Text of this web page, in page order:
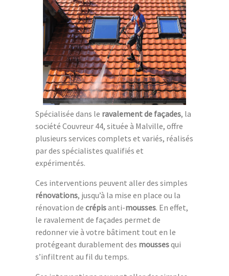
Spécialisée dans le ravalement de façades, la
société Couvreur 44, située à Malville, offre
plusieurs services complets et variés, réalisés
par des spécialistes qualifiés et
expérimentés.
Ces interventions peuvent aller des simples
rénovations, jusqu’à la mise en place ou la
rénovation de crépisanti-mousses. En effet,
le ravalement de façades permet de
redonner vie à votre bâtiment tout en le
protégeant durablement des moussesqui
s’infiltrent au fil du temps.